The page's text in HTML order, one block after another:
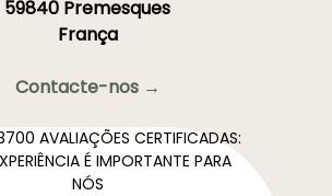
59840 Premesques
França
Contacte-nos →
AVALIAÇÕES CERTIFICADAS:
É IMPORTANTE PARA
NÓS